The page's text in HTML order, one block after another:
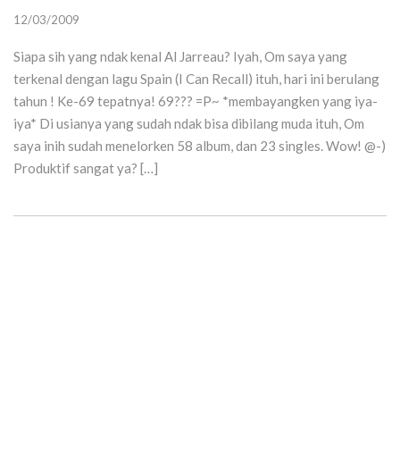
12/03/2009
Siapa sih yang ndak kenal Al Jarreau? Iyah, Om saya yang
terkenal dengan lagu Spain (I Can Recall) ituh, hari ini berulang
tahun ! Ke-69 tepatnya! 69??? =P~ *membayangken yang iya-
iya* Di usianya yang sudah ndak bisa dibilang muda ituh, Om
saya inih sudah menelorken 58 album, dan 23 singles. Wow! @-)
Produktif sangat ya? […]